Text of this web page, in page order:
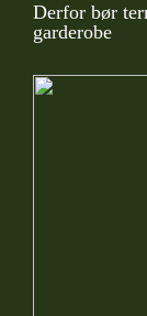
Derfor bør
garderobe